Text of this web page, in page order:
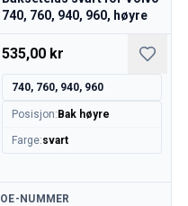
740, 760, 940, 960, høyre
535,00 kr
740, 760, 940, 960
Posisjon: Bak høyre
Farge:svart
Tilgjengelig
OE-NUMMER